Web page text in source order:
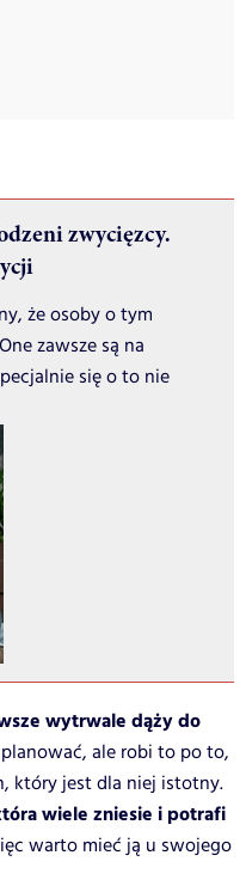
zwycięzcy.
że osoby o tym
zawsze są na
się o to nie
wytrwale dąży do
ale robi to po to,
który jest dla niej istotny.
wiele zniesie i potrafi
warto mieć ją u swojego